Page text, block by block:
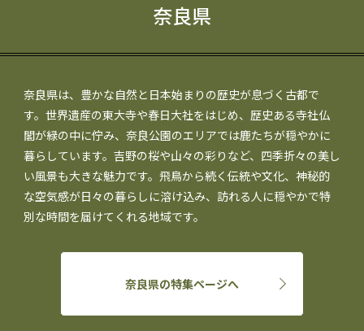
奈良県
奈良県は、豊かな自然と日本始まりの歴史が息づく古都で
す。世界遺産の東大寺や春日大社をはじめ、歴史ある寺社仏
閣が緑の中に佇み、奈良公園のエリアでは鹿たちが穏やかに
暮らしています。吉野の桜や山々の彩りなど、四季折々の美し
い風景も大きな魅力です。飛鳥から続く伝統や文化、神秘的
な空気感が日々の暮らしに溶け込み、訪れる人に穏やかで特
別な時間を届けてくれる地域です。
奈良県の特集ページへ